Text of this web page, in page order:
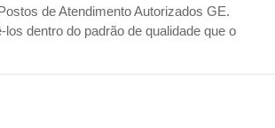
de Atendimento Autorizados GE.
dentro do padrão de qualidade que o